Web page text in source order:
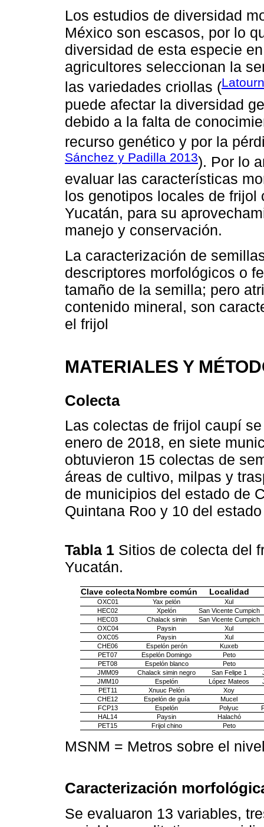
Los estudios de diversidad
México son escasos, por lo
diversidad de esta especie
agricultores seleccionan la
las variedades criollas (
puede afectar la diversidad
debido a la falta de
recurso genético y por la
Sánchez y Padilla 2013). Por lo
evaluar las características
los genotipos locales de
Yucatán, para su
manejo y conservación.
La caracterización de
descriptores morfológicos o
tamaño de la semilla; pero
contenido mineral, son
el frijol
MATERIALES Y
Colecta
Las colectas de frijol caupí
enero de 2018, en siete
obtuvieron 15 colectas de
áreas de cultivo, milpas y
de municipios del estado de
Quintana Roo y 10 del
Tabla 1 Sitios de colecta del
Yucatán.
Clave colecta Nombre común Localidad
OXC01 Yax pelón
Xul
HEC02
Xpelón
San Vicente Cumpich
HEC03
Chalack simin
San Vicente Cumpich
OXC04
Paysin
Xul
OXC05
Paysin
Xul
CHE06
Espelón perón
Kuxeb
PET07
Espelón Domingo
Peto
PET08
Espelón blanco
Peto
JMM09
Chalack simin negro San Felipe 1
JMM10
Espelón López Mateos
PET11
Xnuuc Pelón
Xoy
CHE12
Espelón de guía
Mucel
FCP13
Espelón Polyuc
HAL14
Paysin
Halachó
PET15
Frijol chino Peto
MSNM = Metros sobre el
Caracterización
Se evaluaron 13 variables,